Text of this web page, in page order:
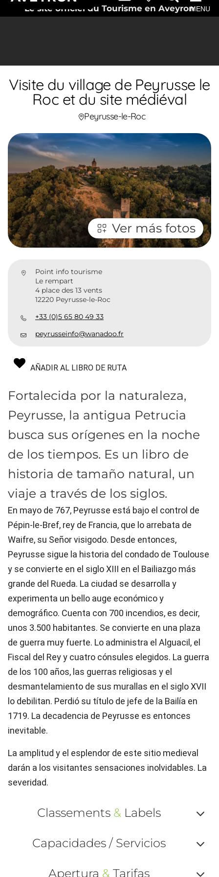
Le site officiel du Tourisme en AveyronMENU
Visite du village de Peyrusse le
Roc et du site médiéval
Peyrusse-le-Roc
Ver más fotos
Point info tourisme
Le rempart
4 place des 13 vents
12220 Peyrusse-le-Roc
+33 (0)5 65 80 49 33
peyrusseinfo@wanadoo.fr
AÑADIR AL LIBRO DE RUTA
Fortalecida por la naturaleza,
Peyrusse, la antigua Petrucia
busca sus orígenes en la noche
de los tiempos. Es un libro de
historia de tamaño natural, un
viaje a través de los siglos.
En mayo de 767, Peyrusse está bajo el control de
Pépin-le-Bref, rey de Francia, que lo arrebata de
Waifre, su Señor visigodo. Desde entonces,
Peyrusse sigue la historia del condado de Toulouse
y se convierte en el siglo XIII en el Bailiazgo más
grande del Rueda. La ciudad se desarrolla y
experimenta un bello auge económico y
demográfico. Cuenta con 700 incendios, es decir,
unos 3.500 habitantes. Se convierte en una plaza
de guerra muy fuerte. Lo administra el Alguacil, el
Fiscal del Rey y cuatro cónsules elegidos. La guerra
de los 100 años, las guerras religiosas y el
desmantelamiento de sus murallas en el siglo XVII
lo debilitan. Perdió su título de jefe de la Bailía en
1719. La decadencia de Peyrusse es entonces
inevitable.
La amplitud y el esplendor de este sitio medieval
darán a los visitantes sensaciones inolvidables. La
severidad.
Classements & Labels
ou
Capacidades / Servicios
Apertura & Tarifas